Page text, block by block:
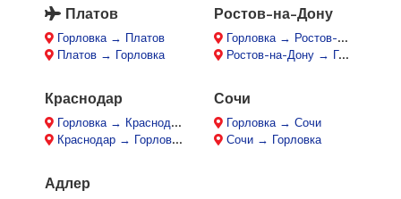
Платов
Горловка → Платов
Платов → Горловка
Ростов-на-Дону
Горловка → Ростов-на-Дону
Ростов-на-Дону → Горловка
Краснодар
Горловка → Краснодар
Краснодар → Горловка
Сочи
Горловка → Сочи
Сочи → Горловка
Адлер